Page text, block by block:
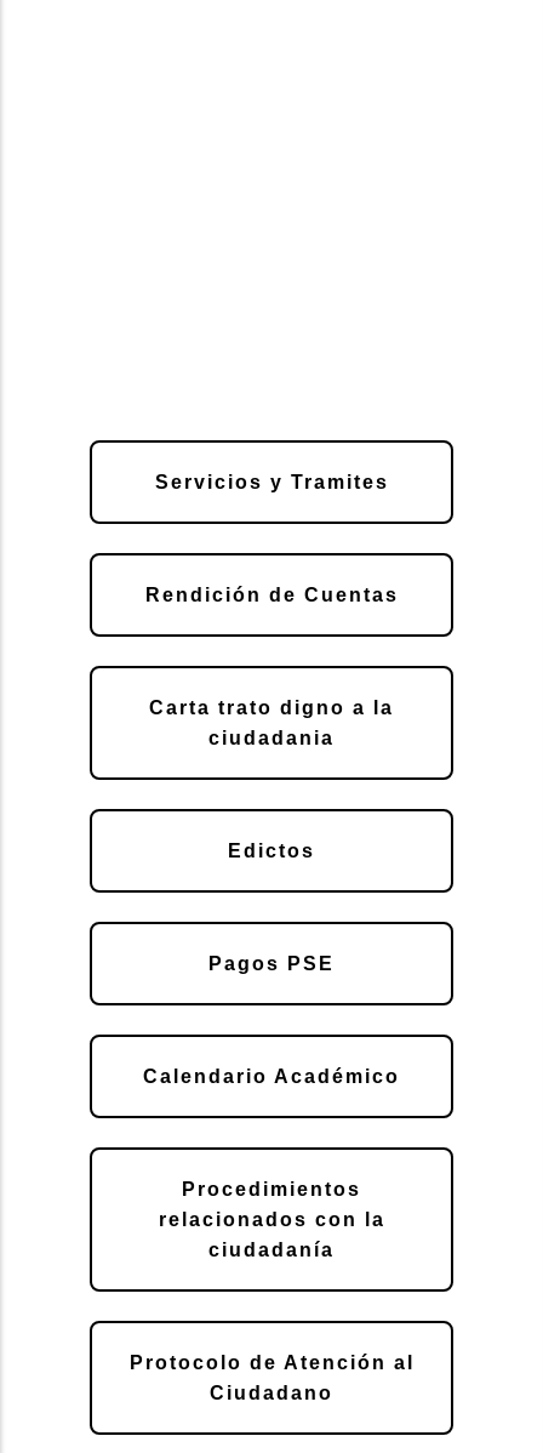
Servicios y Tramites
Rendición de Cuentas
Carta trato digno a la
ciudadania
Edictos
Pagos PSE
Calendario Académico
Procedimientos
relacionados con la
ciudadanía
Protocolo de Atención al
Ciudadano